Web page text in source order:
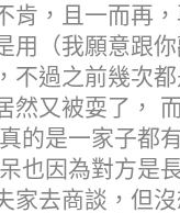
肯，且一而再
用（我願意跟
不過之前幾次
然又被耍了，
的是一家子都
也因為對方是
家去商談，但